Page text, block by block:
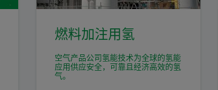
燃料加注用氢
空气产品公司氢能技术为全球的氢能
应用供应安全，可靠且经济高效的氢
气。